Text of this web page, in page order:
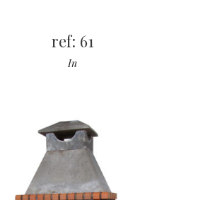
ref: 61
In